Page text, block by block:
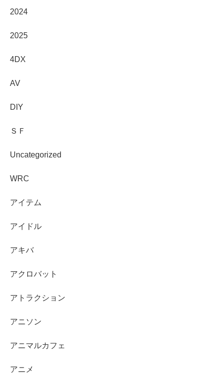
2024
2025
4DX
AV
DIY
ＳＦ
Uncategorized
WRC
アイテム
アイドル
アキバ
アクロバット
アトラクション
アニソン
アニマルカフェ
アニメ